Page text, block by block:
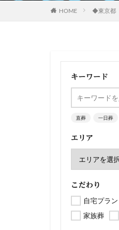
HOME ◆東京都
キーワード
直葬 一日葬
エリア
こだわり
自宅プラン
家族葬